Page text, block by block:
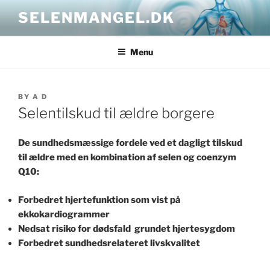
content
SELENMANGEL.DK
Menu
POSTED
ON
BY A D
Selentilskud til ældre borgere
De sundhedsmæssige fordele ved et dagligt tilskud
til ældre med en kombination af selen og coenzym
Q10:
Forbedret hjertefunktion som vist på
ekkokardiogrammer
Nedsat risiko for dødsfald grundet hjertesygdom
Forbedret sundhedsrelateret livskvalitet